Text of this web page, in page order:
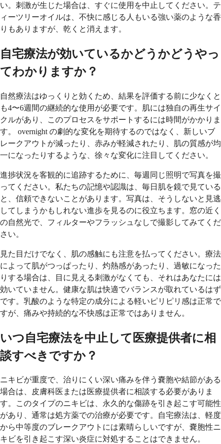
い。刺激が生じた場合は、すぐに使用を中止してください。テ
ィーツリーオイルは、不快に感じる人もいる強い薬のような香
りもありますが、乾くと消えます。
自宅療法が効いているかどうかどうやっ
てわかりますか？
自然療法はゆっくりと効くため、結果を評価する前に少なくと
も4〜6週間の継続的な使用が必要です。肌には独自の再生サイ
クルがあり、このプロセスをサポートするには時間がかかりま
す。 overnight の劇的な変化を期待するのではなく、新しいブ
レークアウトが減ったり、赤みが軽減されたり、肌の質感が均
一になったりするような、徐々な変化に注目してください。
進捗状況を客観的に追跡するために、毎週同じ照明で写真を撮
ってください。私たちの記憶や認識は、毎日肌を鏡で見ている
と、信頼できないことがあります。写真は、そうしないと見逃
してしまうかもしれない進歩を見るのに役立ちます。窓の近く
の自然光で、フィルターやフラッシュなしで撮影してみてくだ
さい。
見た目だけでなく、肌の感触にも注意を払ってください。療法
によって肌がつっぱったり、灼熱感があったり、過敏になった
りする場合は、目に見える刺激がなくても、それはあなたには
効いていません。健康な肌は快適でバランスが取れているはず
です。乳酸のような特定の成分による軽いピリピリ感は正常で
すが、痛みや持続的な不快感は正常ではありません。
いつ自宅療法を中止して医療提供者に相
談すべきですか？
ニキビが重度で、治りにくい深い痛みを伴う嚢胞や結節がある
場合は、皮膚科医または医療提供者に相談する必要がありま
す。このタイプのニキビは、永久的な傷跡を引き起こす可能性
があり、通常は処方薬での治療が必要です。自宅療法は、軽度
から中等度のブレークアウトには素晴らしいですが、嚢胞性ニ
キビを引き起こす深い炎症に対処することはできません。